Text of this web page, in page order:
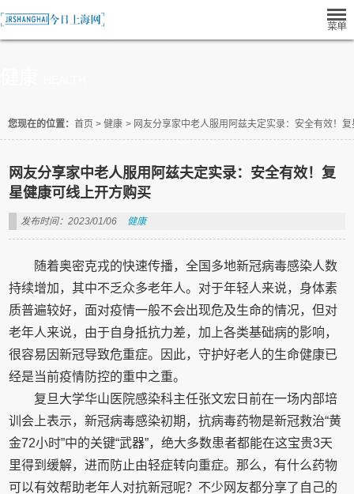
您现在的位置： 首页 > 健康 > 网友分享家中老人服用阿兹夫定实录：安全有效！
网友分享家中老人服用阿兹夫定实录：安全有效！复
星健康可线上开方购买
发布时间：2023/01/06 健康
随着奥密克戎的快速传播，全国多地新冠病毒感染人数
持续增加，其中不乏众多老年人。对于年轻人来说，身体素
质普遍较好，面对疫情一般不会出现危及生命的情况，但对
老年人来说，由于自身抵抗力差，加上各类基础病的影响，
很容易因新冠导致危重症。因此，守护好老人的生命健康已
经是当前疫情防控的重中之重。
复旦大学华山医院感染科主任张文宏日前在一场内部培
训会上表示，新冠病毒感染初期，抗病毒药物是新冠救治“黄
金72小时”中的关键“武器”，绝大多数患者都能在这宝贵3天
里得到缓解，进而防止由轻症转向重症。那么，有什么药物
可以有效帮助老年人对抗新冠呢？不少网友都分享了自己的